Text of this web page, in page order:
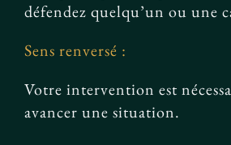
défendez quelqu’un ou une
Sens renversé :
Votre intervention est
avancer une situation.